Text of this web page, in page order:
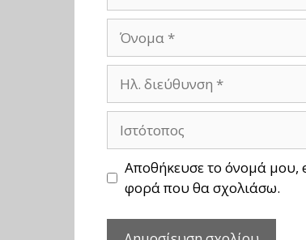
Όνομα
διεύθυνση
Ιστότοπος
Αποθήκευσε το όνομά μου,
φορά που θα σχολιάσω.